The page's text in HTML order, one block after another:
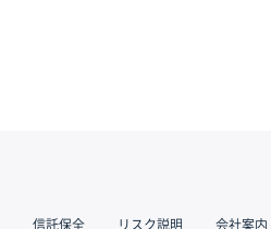
信託保全 リスク説明 会社案内